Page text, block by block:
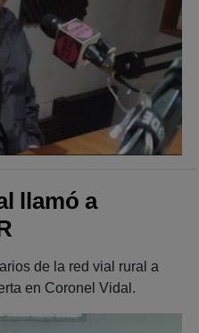
llamó a
de la red vial rural a
en Coronel Vidal.